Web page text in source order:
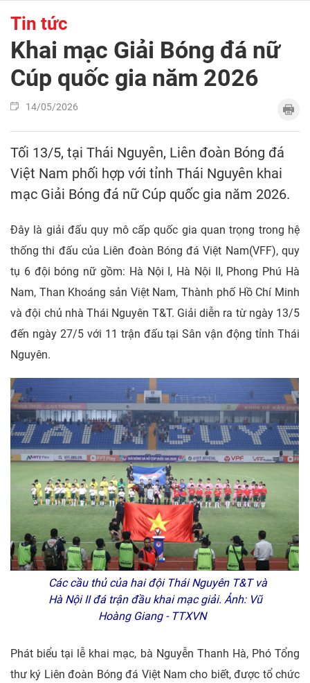
Tin tức
Khai mạc Giải Bóng đá nữ
Cúp quốc gia năm 2026
14/05/2026
Tối 13/5, tại Thái Nguyên, Liên đoàn Bóng đá
Việt Nam phối hợp với tỉnh Thái Nguyên khai
mạc Giải Bóng đá nữ Cúp quốc gia năm 2026.
Đây là giải đấu quy mô cấp quốc gia quan trọng trong hệ
thống thi đấu của Liên đoàn Bóng đá Việt Nam(VFF), quy
tụ 6 đội bóng nữ gồm: Hà Nội I, Hà Nội II, Phong Phú Hà
Nam, Than Khoáng sản Việt Nam, Thành phố Hồ Chí Minh
và đội chủ nhà Thái Nguyên T&T. Giải diễn ra từ ngày 13/5
đến ngày 27/5 với 11 trận đấu tại Sân vận động tỉnh Thái
Nguyên.
Các cầu thủ của hai đội Thái Nguyên T&T và
Hà Nội II đá trận đầu khai mạc giải. Ảnh: Vũ
Hoàng Giang - TTXVN
Phát biểu tại lễ khai mạc, bà Nguyễn Thanh Hà, Phó Tổng
thư ký Liên đoàn Bóng đá Việt Nam cho biết, được tổ chức